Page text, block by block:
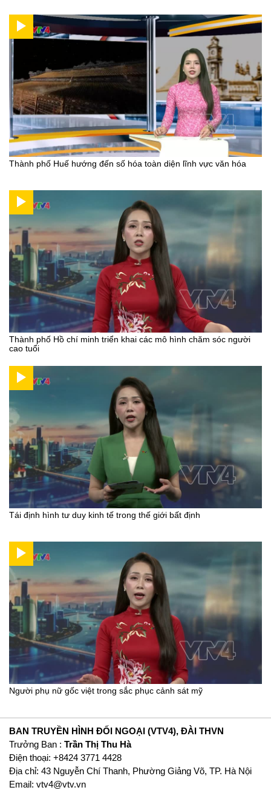
Thành phố Huế hướng đến số hóa toàn diện lĩnh vực văn hóa
Thành phố Hồ chí minh triển khai các mô hình chăm sóc người
cao tuổi
Tái định hình tư duy kinh tế trong thế giới bất định
Người phụ nữ gốc việt trong sắc phục cảnh sát mỹ
BAN TRUYỀN HÌNH ĐỐI NGOẠI (VTV4), ĐÀI THVN
Trưởng Ban : Trần Thị Thu Hà
Ðiện thoại: +8424 3771 4428
Địa chỉ: 43 Nguyễn Chí Thanh, Phường Giảng Võ, TP. Hà Nội
Email: vtv4@vtv.vn